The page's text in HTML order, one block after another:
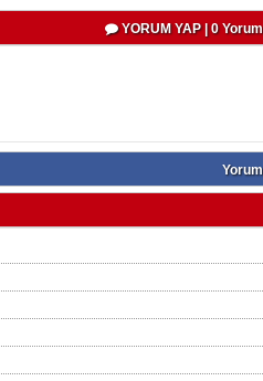
YORUM YAP | 0 Yorum
Yorum